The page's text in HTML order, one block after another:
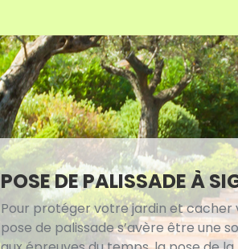
POSE DE PALISSADE À
Pour protéger votre jardin et cacher
pose de palissade s’avère être une